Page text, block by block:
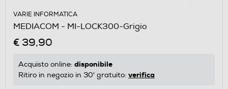
VARIE INFORMATICA
MEDIACOM - MI-LOCK300-Grigio
€ 39,90
Acquisto online: disponibile
Ritiro in negozio in 30' gratuito: verifica